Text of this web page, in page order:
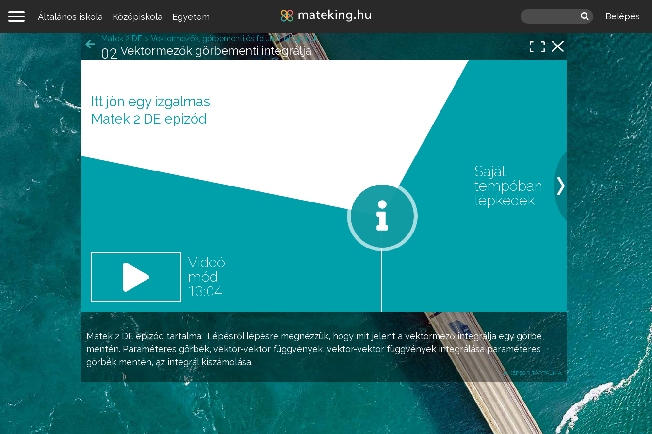
Jump to navigation
Általános iskola
Középiskola Egyetem Belépés
Matek 2 DEepizód tartalma: Lépésről lépésre megnézzük, hogy mit jelent a vektormező integrálja egy görbe
mentén. Paraméteres görbék, vektor-vektor függvények, vektor-vektor függvények integrálása paraméteres
görbék mentén, az integrál kiszámolása.
A KÉPSOR TARTALMA
Matek 2 DE Vektormezők, görbementi és felületi integrálok
Vektormezők görbementi integrálja
02
Itt jön egy izgalmas
Matek 2 DE epizód
Videó
mód
13:04
Saját
tempóban
lépkedek